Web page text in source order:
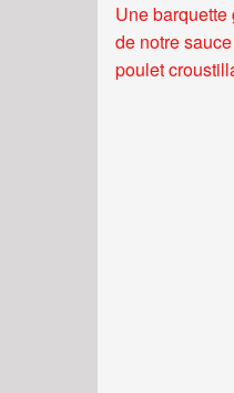
Une
de notre
poulet